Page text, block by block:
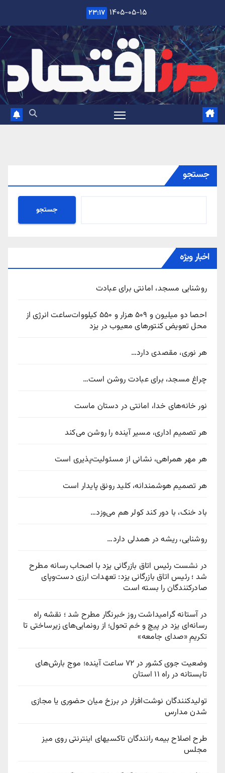
content
۱۴۰۵-۰۵-۱۵ ۲۳:۱۷
جستجو
جستجو
اخبار ویژه
روشنایی مسجد، امانتی برای عبادت
احصا دو میلیون و ۵۰۹ هزار و ۵۵۰ کیلووات‌ساعت انرژی از
محل تعویض کنتورهای معیوب در یزد
هر نوری، مقصدی دارد…
چراغ مسجد، برای عبادت روشن است…
نور خانه‌های خدا، امانتی در دستان ماست
هر تصمیم اداری، مسیر آینده را روشن می‌کند
هر مهر همراهی، نشانی از مسئولیت‌پذیری است
هر تصمیم هوشمندانه، کلید رونق پایدار است
باد خنک، با دور کند کولر هم می‌وزد…
روشنایی، ریشه در همدلی دارد…
در نشست رئیس اتاق بازرگانی یزد با اصحاب رسانه مطرح
شد ؛ رئیس اتاق بازرگانی یزد: تعهدات ارزی دست‌وپای
صادرکنندگان را بسته است
در آستانه گرامیداشت روز خبرنگار مطرح شد ؛ نقشه راه
رسانه‌ای یزد در پیچ‌ و خم تحول؛ از رونمایی‌های زیرساختی تا
تکریمِ «صدای جامعه»
وضعیت جوی کشور در ۷۲ ساعت آینده؛ موج بارش‌های
تابستانه در راه ۱۱ استان
تولیدکنندگان نوشت‌افزار در برزخ میان حضوری یا مجازی
شدن مدارس
طرح اصلاح بیمه رانندگان تاکسیهای اینترنتی روی میز
مجلس